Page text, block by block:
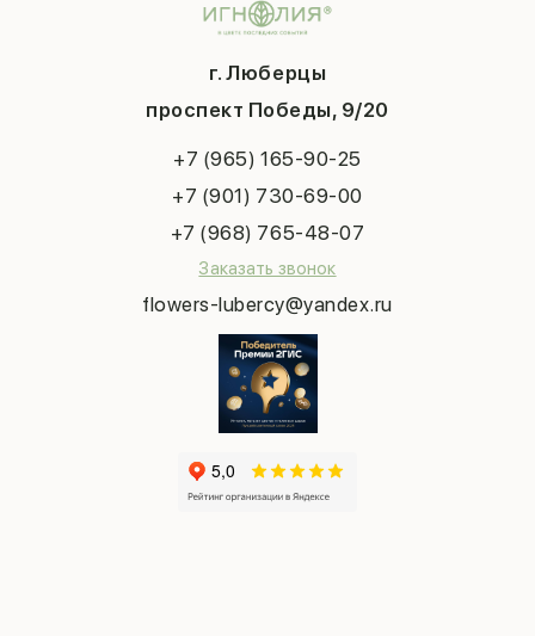
г. Люберцы
проспект Победы, 9/20
+7 (965) 165-90-25
+7 (901) 730-69-00
+7 (968) 765-48-07
Заказать звонок
flowers-lubercy@yandex.ru
Публичная оферта
Последний звонок